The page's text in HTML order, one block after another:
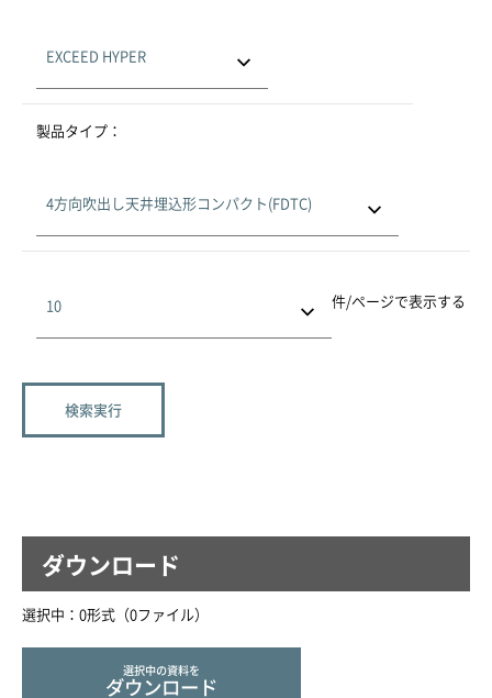
製品タイプ：
件/ページで表示する
ダウンロード
選択中： 0形式（0ファイル）
選択中の資料を
ダウンロード